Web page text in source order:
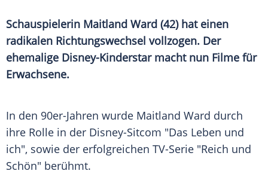
Schauspielerin Maitland Ward (42) hat einen
radikalen Richtungswechsel vollzogen. Der
ehemalige Disney-Kinderstar macht nun Filme für
Erwachsene.
In den 90er-Jahren wurde Maitland Ward durch
ihre Rolle in der Disney-Sitcom "Das Leben und
ich", sowie der erfolgreichen TV-Serie "Reich und
Schön" berühmt.